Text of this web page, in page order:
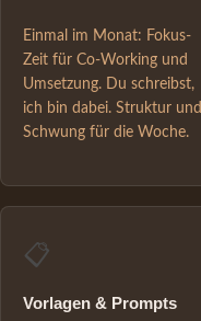
Einmal im Monat: Fokus-
Zeit für Co-Working und
Umsetzung. Du schreibst,
ich bin dabei. Struktur und
Schwung für die Woche.
📋
Vorlagen & Prompts